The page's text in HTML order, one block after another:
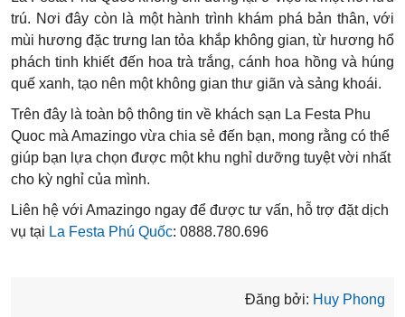
trú. Nơi đây còn là một hành trình khám phá bản thân, với
mùi hương đặc trưng lan tỏa khắp không gian, từ hương hổ
phách tinh khiết đến hoa trà trắng, cánh hoa hồng và húng
quế xanh, tạo nên một không gian thư giãn và sảng khoái.
Trên đây là toàn bộ thông tin về khách sạn La Festa Phu
Quoc mà Amazingo vừa chia sẻ đến bạn, mong rằng có thể
giúp bạn lựa chọn được một khu nghỉ dưỡng tuyệt vời nhất
cho kỳ nghỉ của mình.
Liên hệ với Amazingo ngay để được tư vấn, hỗ trợ đặt dịch
vụ tại La Festa Phú Quốc: 0888.780.696
Đăng bởi: Huy Phong